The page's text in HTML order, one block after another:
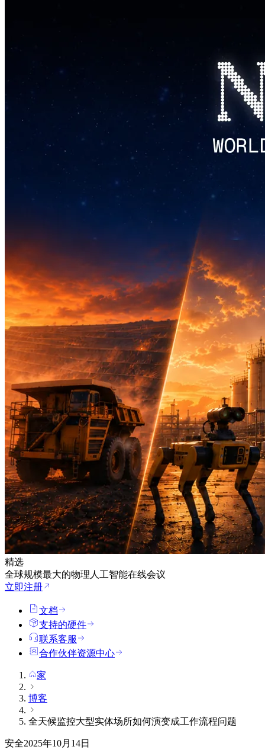
精选
全球规模最大的物理人工智能在线会议
立即注册
文档
支持的硬件
联系客服
合作伙伴资源中心
家
博客
全天候监控大型实体场所如何演变成工作流程问题
安全2025年10月14日